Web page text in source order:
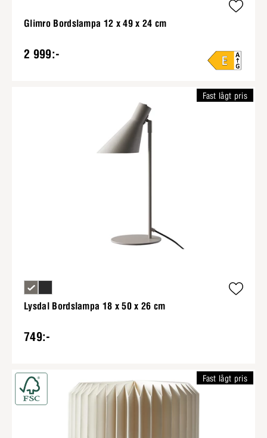
Glimro Bordslampa 12 x 49 x 24 cm
2 999:-
Lysdal Bordslampa 18 x 50 x 26 cm
749:-
Fast lågt pris
Fast lågt pris